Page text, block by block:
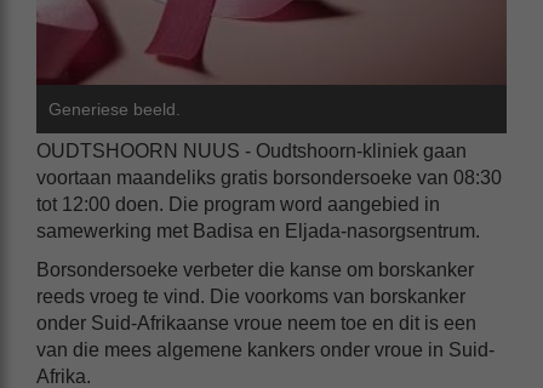
Generiese beeld.
OUDTSHOORN NUUS - Oudtshoorn-kliniek gaan
voortaan maandeliks gratis borsondersoeke van 08:30
tot 12:00 doen. Die program word aangebied in
samewerking met Badisa en Eljada-nasorgsentrum.
Borsondersoeke verbeter die kanse om borskanker
reeds vroeg te vind. Die voorkoms van borskanker
onder Suid-Afrikaanse vroue neem toe en dit is een
van die mees algemene kankers onder vroue in Suid-
Afrika.